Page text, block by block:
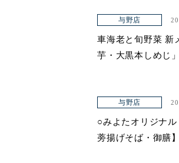
与野店
車海老と旬野菜 新
芋・大黒本しめじ
与野店
○みよたオリジナ
蒡揚げそば・御膳